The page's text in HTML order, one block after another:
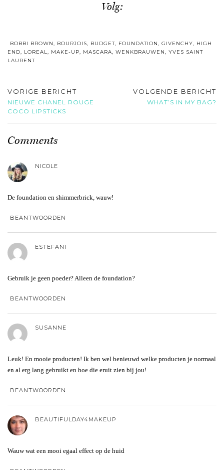
Volg:
BOBBI BROWN, BOURJOIS, BUDGET, FOUNDATION, GIVENCHY, HIGH
END, LOREAL, MAKE-UP, MASCARA, WENKBRAUWEN, YVES SAINT
LAURENT
VORIGE BERICHT
NIEUWE CHANEL ROUGE
COCO LIPSTICKS
VOLGENDE BERICHT
WHAT’S IN MY BAG?
Comments
NICOLE
De foundation en shimmerbrick, wauw!
BEANTWOORDEN
ESTEFANI
Gebruik je geen poeder? Alleen de foundation?
BEANTWOORDEN
SUSANNE
Leuk! En mooie producten! Ik ben wel benieuwd welke producten je normaal
en al erg lang gebruikt en hoe die eruit zien bij jou!
BEANTWOORDEN
BEAUTIFULDAY4MAKEUP
Wauw wat een mooi egaal effect op de huid